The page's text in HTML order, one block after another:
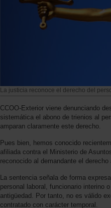
La justicia reconoce el derecho del
CCOO-Exterior viene denunciando
sistemática el abono de trienios al
amparan claramente este derecho.
Pues bien, hemos conocido
afiliada contra el Ministerio de
reconocido al demandante el
La sentencia señala de forma
personal laboral, funcionario interino
antigüedad. Por tanto, no es válido
contratado con carácter temporal.